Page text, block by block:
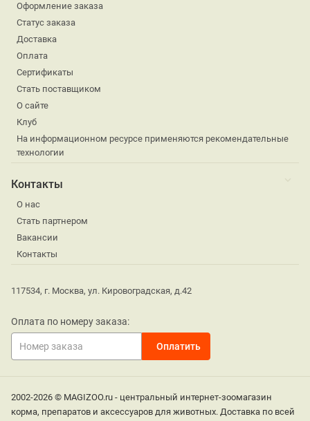
Оформление заказа
Статус заказа
Доставка
Оплата
Сертификаты
Стать поставщиком
О сайте
Клуб
На информационном ресурсе применяются рекомендательные
технологии
Контакты
О нас
Стать партнером
Вакансии
Контакты
117534, г. Москва, ул. Кировоградская, д.42
Оплата по номеру заказа:
2002-2026 © MAGIZOO.ru - центральный интернет-зоомагазин
корма, препаратов и аксессуаров для животных. Доставка по всей